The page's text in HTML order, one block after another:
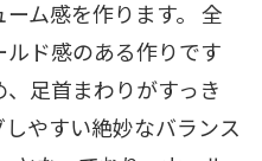
ム感を作ります。 全
ド感のある作りです
足首まわりがすっき
やすい絶妙なバランス